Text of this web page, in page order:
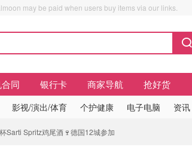
may be paid when users buy items via our links.
同 银行卡 商家导航 抢好货
影视/演出/体育 个护健康 电子电脑 资讯
Sarti Spritz鸡尾酒🍷德国12城参加